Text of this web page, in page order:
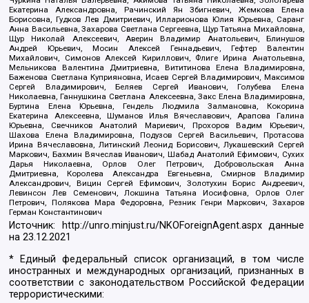
Екатерина Александровна, Рачинский Ян Збигневич, Жемкова Елена
Борисовна, Гудков Лев Дмитриевич, Илларионова Юлия Юрьевна, Саранг
Анна Васильевна, Захарова Светлана Сергеевна, Щур Татьяна Михайловна,
Щур Николай Алексеевич, Аверин Владимир Анатольевич, Блинушов
Андрей Юрьевич, Мосин Алексей Геннадьевич, Гефтер Валентин
Михайлович, Симонов Алексей Кириллович, Флиге Ирина Анатольевна,
Мельникова Валентина Дмитриевна, Вититинова Елена Владимировна,
Баженова Светлана Куприяновна, Исаев Сергей Владимирович, Максимов
Сергей Владимирович, Беляев Сергей Иванович, Голубева Елена
Николаевна, Ганнушкина Светлана Алексеевна, Закс Елена Владимировна,
Буртина Елена Юрьевна, Гендель Людмила Залмановна, Кокорина
Екатерина Алексеевна, Шуманов Илья Вячеславович, Арапова Галина
Юрьевна, Свечников Анатолий Мариевич, Прохоров Вадим Юрьевич,
Шахова Елена Владимировна, Подузов Сергей Васильевич, Протасова
Ирина Вячеславовна, Литинский Леонид Борисович, Лукашевский Сергей
Маркович, Бахмин Вячеслав Иванович, Шабад Анатолий Ефимович, Сухих
Дарья Николаевна, Орлов Олег Петрович, Добровольская Анна
Дмитриевна, Королева Александра Евгеньевна, Смирнов Владимир
Александрович, Вицин Сергей Ефимович, Золотухин Борис Андреевич,
Левинсон Лев Семенович, Локшина Татьяна Иосифовна, Орлов Олег
Петрович, Полякова Мара Федоровна, Резник Генри Маркович, Захаров
Герман Константинович
Источник: http://unro.minjust.ru/NKOForeignAgent.aspxданные
на23.12.2021
* Единый федеральный список организаций, в том числе
иностранных и международных организаций, признанных в
соответствии с законодательством Российской Федерации
террористическими: